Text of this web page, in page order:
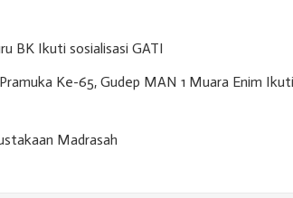
BK Ikuti sosialisasi GATI
Ke-65, Gudep MAN 1 Muara Enim Ikuti
Madrasah